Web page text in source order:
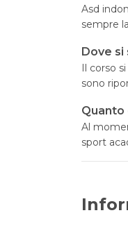
Asd
sempre
Dove si
Il corso
sono
Al
sport